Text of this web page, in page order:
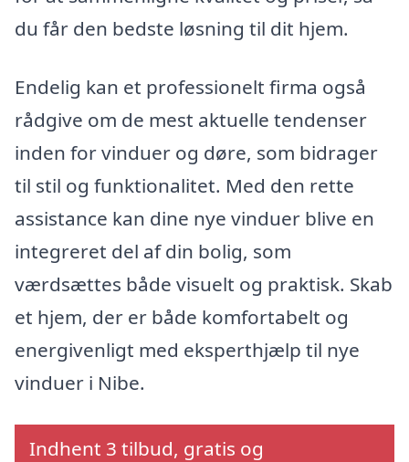
du får den bedste løsning til dit hjem.
Endelig kan et professionelt firma også
rådgive om de mest aktuelle tendenser
inden for vinduer og døre, som bidrager
til stil og funktionalitet. Med den rette
assistance kan dine nye vinduer blive en
integreret del af din bolig, som
værdsættes både visuelt og praktisk. Skab
et hjem, der er både komfortabelt og
energivenligt med eksperthjælp til nye
vinduer i Nibe.
Indhent 3 tilbud, gratis og